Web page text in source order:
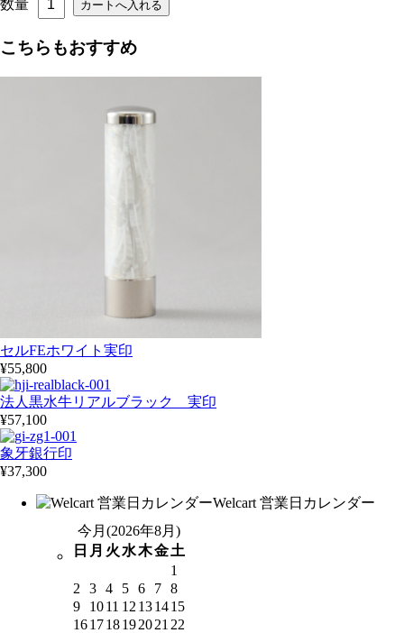
数量
こちらもおすすめ
セルFEホワイト実印
¥55,800
法人黒水牛リアルブラック 実印
¥57,100
象牙銀行印
¥37,300
Welcart 営業日カレンダー
今月(2026年8月)
日 月 火 水木金土
1
2
3 4 5 6 7 8
9
1011 12 131415
161718192021 22